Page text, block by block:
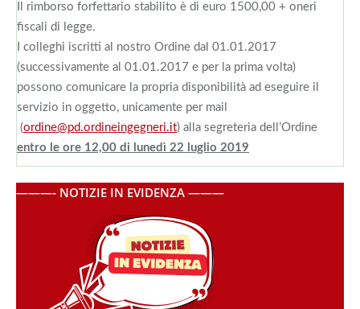
Il rimborso forfettario stabilito è di euro 1500,00 + oneri
fiscali di legge.
I colleghi iscritti al nostro Ordine dal 01.01.2017
(successivamente al 01.01.2017 e per la prima volta)
possono comunicare la propria disponibilità ad eseguire il
servizio in oggetto, unicamente per mail
(ordine@pd.ordineingegneri.it) alla segreteria dell’Ordine
entro le ore 12,00 di lunedì 22 luglio 2019
———- NOTIZIE IN EVIDENZA ———